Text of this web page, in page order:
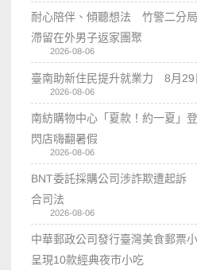
耐心陪伴、傾聽想法 竹警二分
滯留在外男子返家團聚
2026-08-06
臺南助新住民提升就業力 8月29
2026-08-06
南紡購物中心「夏款！約一夏」
閃店嗨翻暑假
2026-08-06
BNT委託採購公司涉詐欺遭起訴
合司法
2026-08-06
中華郵政公司發行臺灣美食郵票
呈現10款經典夜市小吃